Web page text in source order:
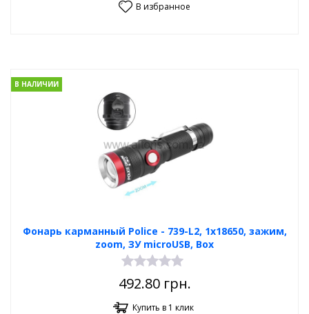
В избранное
Фонарь карманный Poliсe - 739-L2, 1х18650, зажим,
zoom, ЗУ microUSB, Box
В НАЛИЧИИ
492.80грн.
Купить в 1 клик